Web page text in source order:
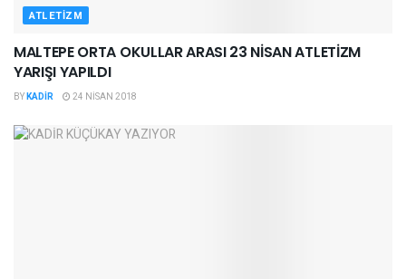
ATLETIZM
MALTEPE ORTA OKULLAR ARASI 23 NİSAN ATLETİZM
YARIŞI YAPILDI
BYKADIR 24 NISAN 2018